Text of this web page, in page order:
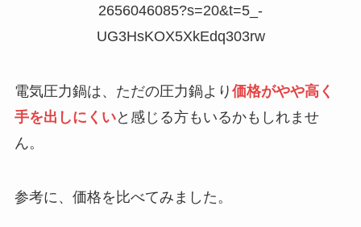
2656046085?s=20&t=5_-
UG3HsKOX5XkEdq303rw
電気圧力鍋は、ただの圧力鍋より 価格がやや高く
手を出しにくいと感じる方もいるかもしれませ
ん。
参考に、価格を比べてみました。